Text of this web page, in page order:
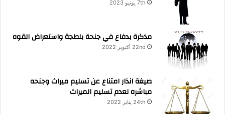
7th يونيو 2023
مذكرة بدفاع في جنحة بلطجة واستعراض القوه
22nd أكتوبر 2022
صيغة انذار امتناع عن تسليم ميراث وجنحه
مباشره لعدم تسليم الميراث
24th يناير 2022